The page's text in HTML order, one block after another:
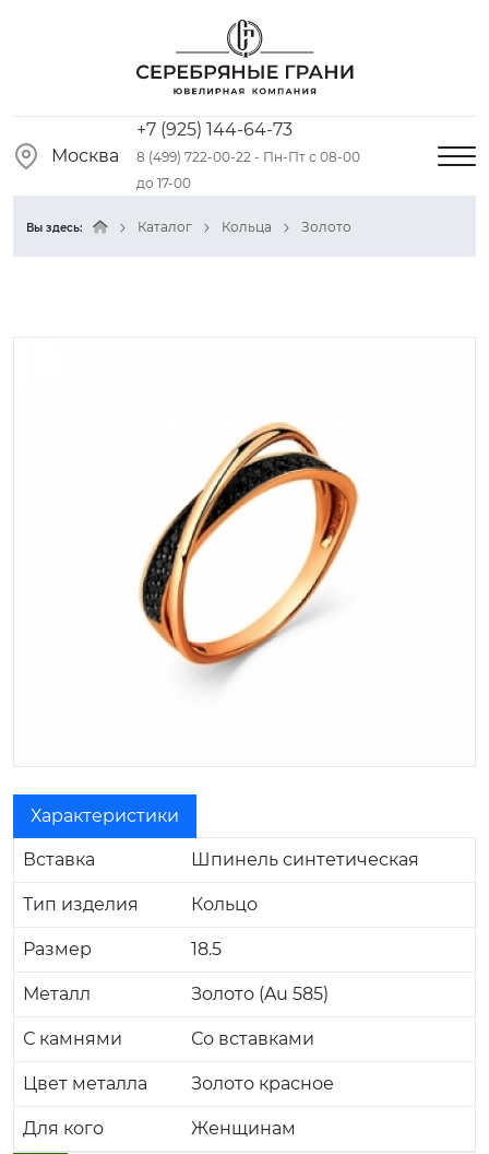
Москва
+7 (925) 144-64-73
8 (499) 722-00-22 - Пн-Пт с 08-00
до 17-00
Вы здесь: Каталог Кольца Золото
Характеристики
Вставка Шпинель синтетическая
Тип изделия Кольцо
Размер 18.5
Металл Золото (Au 585)
С камнями Со вставками
Цвет металла Золото красное
Для кого Женщинам